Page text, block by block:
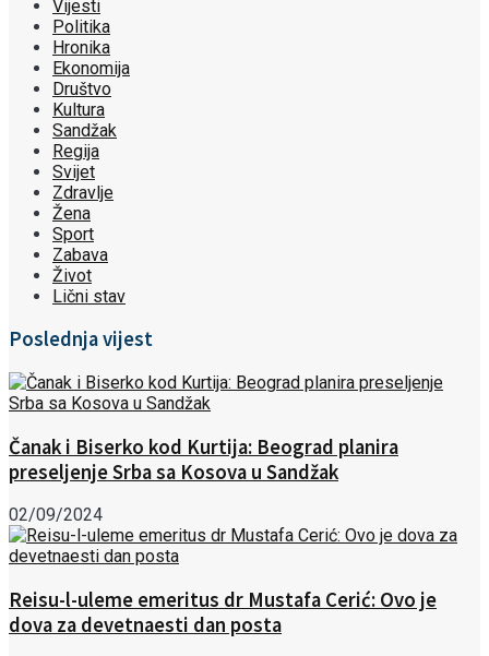
Vijesti
Politika
Hronika
Ekonomija
Društvo
Kultura
Sandžak
Regija
Svijet
Zdravlje
Žena
Sport
Zabava
Život
Lični stav
Poslednja vijest
Čanak i Biserko kod Kurtija: Beograd planira
preseljenje Srba sa Kosova u Sandžak
02/09/2024
Reisu-l-uleme emeritus dr Mustafa Cerić: Ovo je
dova za devetnaesti dan posta